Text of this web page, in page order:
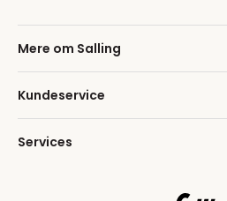
Mere om Salling
Kundeservice
Services